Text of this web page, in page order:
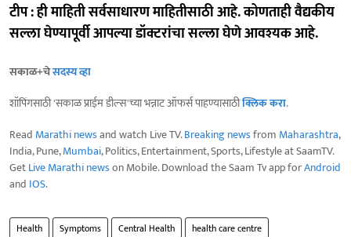
टीप : ही माहिती सर्वसाधारण माहितीसाठी आहे. कोणताही वैद्यकीय
सल्ला घेण्यापूर्वी आपल्या डॉक्टरांचा सल्ला घेणे आवश्यक आहे.
सकाळ+चेसदस्य व्हा
शॉपिंगसाठी 'सकाळ प्राईम डील्स'च्या भन्नाट ऑफर्स पाहण्यासाठीक्लिक करा.
Read Marathi newsand watch Live TV.Breaking newsfrom Maharashtra,
India, Pune,Mumbai, Politics, Entertainment, Sports, Lifestyle at SaamTV.
GetLive Marathi newson Mobile. Download the Saam Tv app forAndroid
and IOS.
Health Symptoms Central Health
health care centre